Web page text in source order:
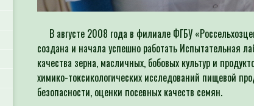
В августе 2008 года в филиале ФГБУ
создана и начала успешно работать Испытательная
качества зерна, масличных, бобовых культур и
химико-токсикологических исследований пищевой
безопасности, оценки посевных качеств семян.